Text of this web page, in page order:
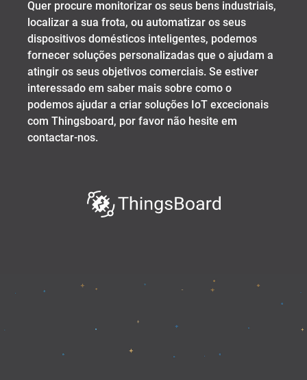
Quer procure monitorizar os seus bens industriais,
localizar a sua frota, ou automatizar os seus
dispositivos domésticos inteligentes, podemos
fornecer soluções personalizadas que o ajudam a
atingir os seus objetivos comerciais. Se estiver
interessado em saber mais sobre como o
podemos ajudar a criar soluções IoT excecionais
com Thingsboard, por favor não hesite em
contactar-nos.